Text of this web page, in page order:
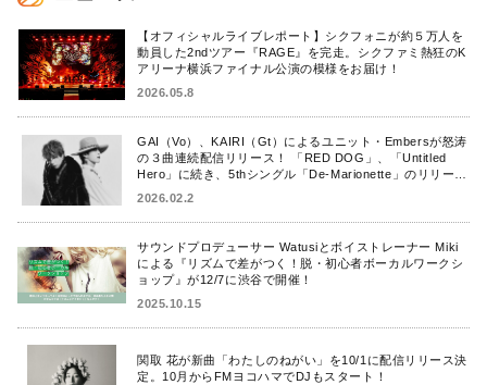
【オフィシャルライブレポート】シクフォニが約５万人を
動員した2ndツアー『RAGE』を完走。シクファミ熱狂のK
アリーナ横浜ファイナル公演の模様をお届け！
2026.05.8
GAI（Vo）、KAIRI（Gt）によるユニット・Embersが怒涛
の３曲連続配信リリース！ 「RED DOG」、「Untitled
Hero」に続き、5thシングル「De-Marionette」のリリース
2026.02.2
サウンドプロデューサー Watusiとボイストレーナー Miki
による『リズムで差がつく！脱・初心者ボーカルワークシ
ョップ』が12/7に渋谷で開催！
2025.10.15
関取 花が新曲「わたしのねがい」を10/1に配信リリース決
定。10月からFMヨコハマでDJもスタート！